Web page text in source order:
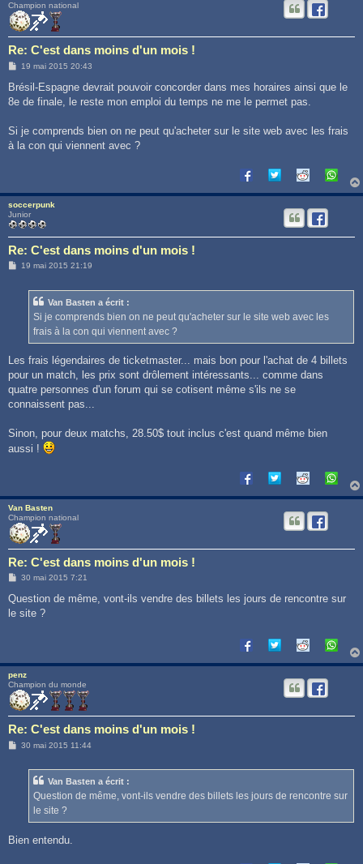
Champion national
Re: C'est dans moins d'un mois !
M
s
a
19 mai 2015 20:43
Brésil-Espagne devrait pouvoir concorder dans mes horaires ainsi que le
8e de finale, le reste mon emploi du temps ne me le permet pas.
Si je comprends bien on ne peut qu'acheter sur le site web avec les frais
à la con qui viennent avec ?
soccerpunk
Junior
Re: C'est dans moins d'un mois !
M19 mai 2015 21:19
Van Basten a écrit :
Si je comprends bien on ne peut qu'acheter sur le site web avec les
frais à la con qui viennent avec ?
Les frais légendaires de ticketmaster... mais bon pour l'achat de 4 billets
pour un match, les prix sont drôlement intéressants... comme dans
quatre personnes d'un forum qui se cotisent même s'ils ne se
connaissent pas...
Sinon, pour deux matchs, 28.50$ tout inclus c'est quand même bien
aussi !
Van Basten
Champion national
Re: C'est dans moins d'un mois !
M
s
a
30 mai 2015 7:21
Question de même, vont-ils vendre des billets les jours de rencontre sur
le site ?
penz
Champion du monde
Re: C'est dans moins d'un mois !
M30 mai 2015 11:44
Van Basten a écrit :
Question de même, vont-ils vendre des billets les jours de rencontre sur
le site ?
Bien entendu.